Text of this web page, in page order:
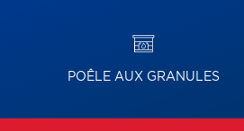
POÊLE AUX GRANULES